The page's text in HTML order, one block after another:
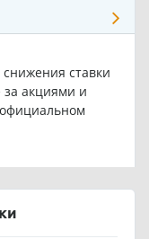
ставки
за акциями и